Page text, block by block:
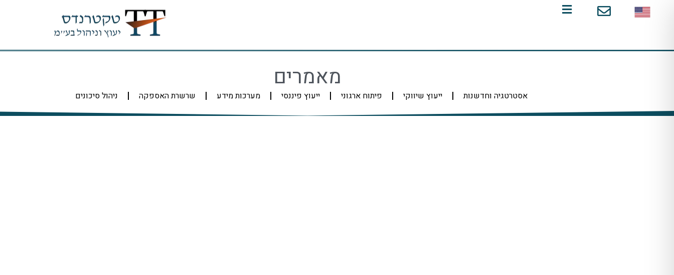
מאמרים
אסטרטגיה וחדשנות ייעוץ שיווקי פיתוח ארגוני ייעוץ פיננסי מערכות מידע שרשרת האספקה ניהול סיכונים